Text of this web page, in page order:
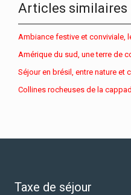
Articles similaires
Ambiance festive et conviviale,
Amérique du sud, une terre de
Séjour en brésil, entre nature et
Collines rocheuses de la
Taxe de séjour